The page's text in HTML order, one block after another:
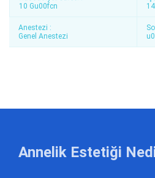
10 Gu00fcn
Anestezi :
Genel Anestezi
Annelik Estetiği